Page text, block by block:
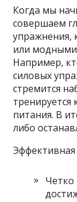
Когда мы
совершаем
упражнения,
или
Например,
силовых
стремится
питания. В
либо
Четко